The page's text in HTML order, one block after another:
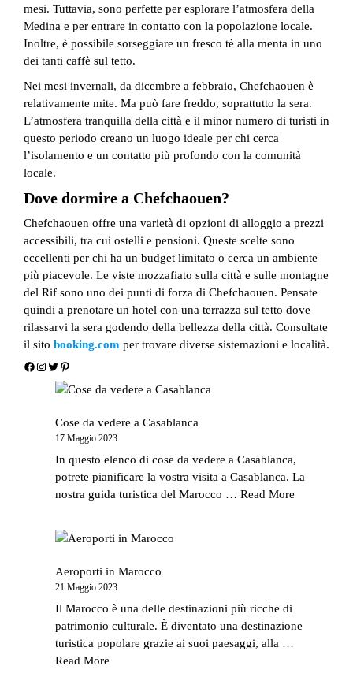
mesi. Tuttavia, sono perfette per esplorare l’atmosfera della
Medina e per entrare in contatto con la popolazione locale.
Inoltre, è possibile sorseggiare un fresco tè alla menta in uno
dei tanti caffè sul tetto.
Nei mesi invernali, da dicembre a febbraio, Chefchaouen è
relativamente mite. Ma può fare freddo, soprattutto la sera.
L’atmosfera tranquilla della città e il minor numero di turisti in
questo periodo creano un luogo ideale per chi cerca
l’isolamento e un contatto più profondo con la comunità
locale.
Dove dormire a Chefchaouen?
Chefchaouen offre una varietà di opzioni di alloggio a prezzi
accessibili, tra cui ostelli e pensioni. Queste scelte sono
eccellenti per chi ha un budget limitato o cerca un ambiente
più piacevole. Le viste mozzafiato sulla città e sulle montagne
del Rif sono uno dei punti di forza di Chefchaouen. Pensate
quindi a prenotare un hotel con una terrazza sul tetto dove
rilassarvi la sera godendo della bellezza della città. Consultate
il sito booking.com per trovare diverse sistemazioni e località.
Cose da vedere a Casablanca
17 Maggio 2023
In questo elenco di cose da vedere a Casablanca,
potrete pianificare la vostra visita a Casablanca. La
nostra guida turistica del Marocco … Read More
Aeroporti in Marocco
21 Maggio 2023
Il Marocco è una delle destinazioni più ricche di
patrimonio culturale. È diventato una destinazione
turistica popolare grazie ai suoi paesaggi, alla …
Read More